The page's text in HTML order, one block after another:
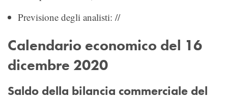
Previsione degli analisti: //
Calendario economico del 16
dicembre 2020
Saldo della bilancia commerciale del